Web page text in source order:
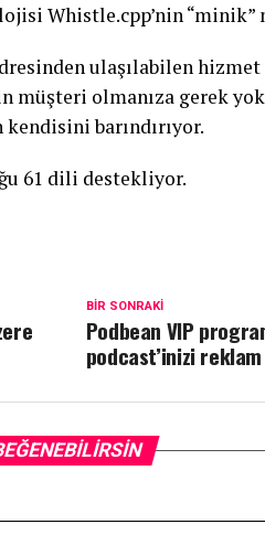
Whistle.cpp’nin
ulaşılabilen hizmet
olmanıza gerek
barındırıyor.
61 dili destekliyor.
BIR SONRAKI
Podbean VIP
podcast’inizi reklam